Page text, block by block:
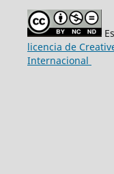
licencia de
Internacional